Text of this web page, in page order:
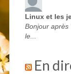
Linux et les
Bonjour après
le...
En